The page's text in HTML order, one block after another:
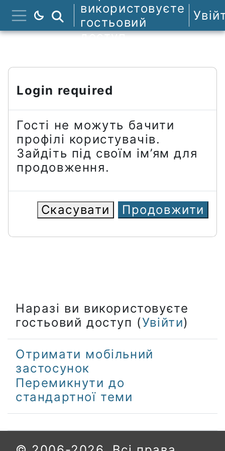
Перейти до головного вмісту
Бокова панель
Пошук курсів
використовуєте
гостьовий
доступ
Login required
Гості не можуть бачити
профілі користувачів.
Зайдіть під своїм ім’ям для
продовження.
Скасувати Продовжити
Наразі ви використовуєте
гостьовий доступ (Увійти)
Отримати мобільний
застосунок
Перемикнути до
стандартної теми